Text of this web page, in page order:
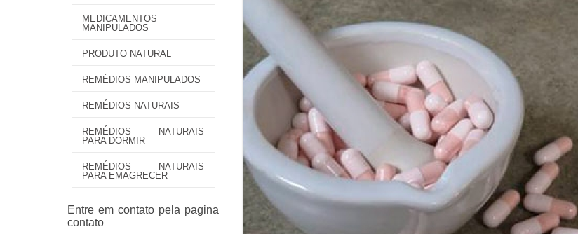
MEDICAMENTOS
MANIPULADOS
PRODUTO NATURAL
REMÉDIOS MANIPULADOS
REMÉDIOS NATURAIS
REMÉDIOS NATURAIS
PARA DORMIR
REMÉDIOS NATURAIS
PARA EMAGRECER